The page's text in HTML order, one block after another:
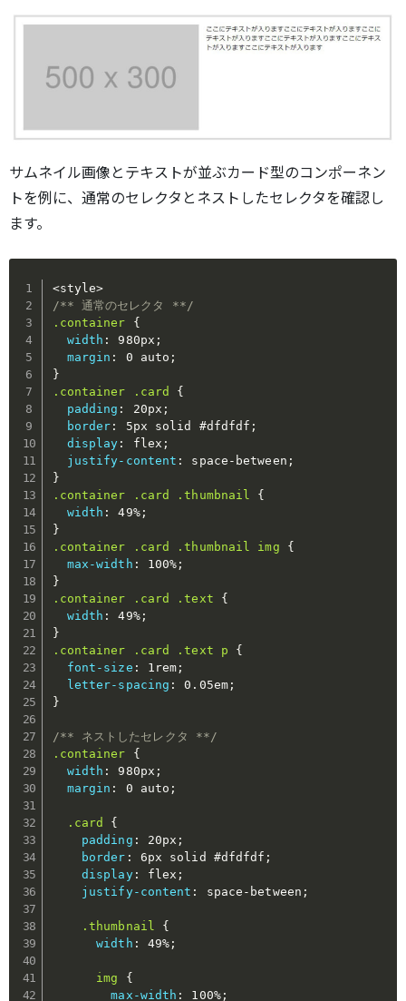
サムネイル画像とテキストが並ぶカード型のコンポーネン
トを例に、通常のセレクタとネストしたセレクタを確認し
ます。
/** 通常のセレクタ **/
.container
{
width : 980px ;
margin : 0 auto ;
}
.container .card
{
padding : 20px ;
border : 5px solid #dfdfdf ;
display : flex ;
justify-content : space-between ;
}
.container .card .thumbnail
{
width : 49%;
}
.container .card .thumbnail img
{
max-width : 100% ;
}
.container .card .text
{
width : 49%;
}
.container .card .text p
{
font-size : 1rem ;
letter-spacing : 0.05em;
}
/** ネストしたセレクタ **/
.container
{
width : 980px ;
margin : 0 auto ;
.card
{
padding : 20px ;
border : 6px solid #dfdfdf ;
display: flex ;
justify-content : space-between ;
.thumbnail
{
width : 49% ;
img
{
max-width : 100%;